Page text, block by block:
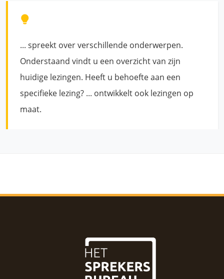
... spreekt over verschillende onderwerpen.
Onderstaand vindt u een overzicht van zijn
huidige lezingen. Heeft u behoefte aan een
specifieke lezing? ... ontwikkelt ook lezingen op
maat.